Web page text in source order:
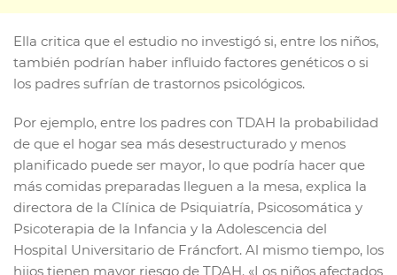
Ella critica que el estudio no investigó si, entre los niños,
también podrían haber influido factores genéticos o si
los padres sufrían de trastornos psicológicos.
Por ejemplo, entre los padres con TDAH la probabilidad
de que el hogar sea más desestructurado y menos
planificado puede ser mayor, lo que podría hacer que
más comidas preparadas lleguen a la mesa, explica la
directora de la Clínica de Psiquiatría, Psicosomática y
Psicoterapia de la Infancia y la Adolescencia del
Hospital Universitario de Fráncfort. Al mismo tiempo, los
hijos tienen mayor riesgo de TDAH. «Los niños afectados